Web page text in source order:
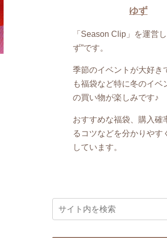
ゆず
「Season Clip」を運営
ず”です。
季節のイベントが大好き
も福袋など特に冬のイベ
の買い物が楽しみです♪
おすすめな福袋、購入確
るコツなどを分かりやす
しています。